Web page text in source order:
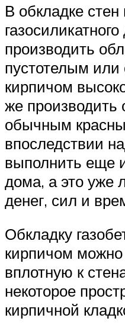
В обкладке стен
производить
пустотелым
кирпичом
же производить
обычным
впоследствии
выполнить еще
дома, а это уже
денег, сил и
Обкладку
кирпичом можно
вплотную к
некоторое
кирпичной